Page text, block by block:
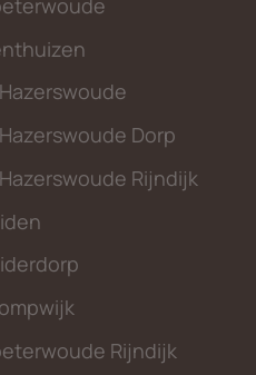
Dorp
Rijndijk
Rijndijk